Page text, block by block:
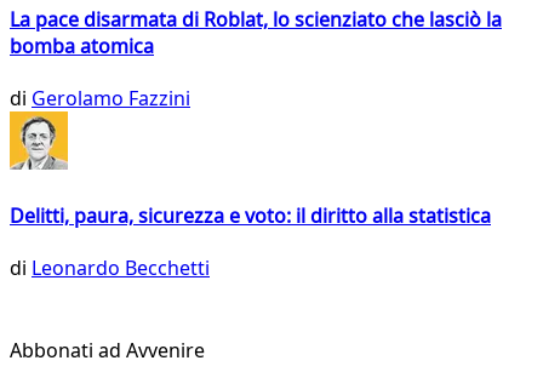
La pace disarmata di Roblat, lo scienziato che lasciò la
bomba atomica
di Gerolamo Fazzini
Delitti, paura, sicurezza e voto: il diritto alla statistica
di Leonardo Becchetti
Abbonati ad Avvenire